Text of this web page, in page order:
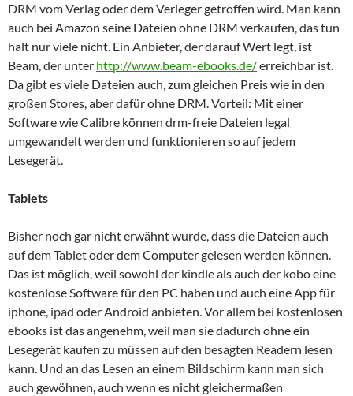
DRM vom Verlag oder dem Verleger getroffen wird. Man kann
auch bei Amazon seine Dateien ohne DRM verkaufen, das tun
halt nur viele nicht. Ein Anbieter, der darauf Wert legt, ist
Beam, der unter http://www.beam-ebooks.de/erreichbar ist.
Da gibt es viele Dateien auch, zum gleichen Preis wie in den
großen Stores, aber dafür ohne DRM. Vorteil: Mit einer
Software wie Calibre können drm-freie Dateien legal
umgewandelt werden und funktionieren so auf jedem
Lesegerät.
Tablets
Bisher noch gar nicht erwähnt wurde, dass die Dateien auch
auf dem Tablet oder dem Computer gelesen werden können.
Das ist möglich, weil sowohl der kindle als auch der kobo eine
kostenlose Software für den PC haben und auch eine App für
iphone, ipad oder Android anbieten. Vor allem bei kostenlosen
ebooks ist das angenehm, weil man sie dadurch ohne ein
Lesegerät kaufen zu müssen auf den besagten Readern lesen
kann. Und an das Lesen an einem Bildschirm kann man sich
auch gewöhnen, auch wenn es nicht gleichermaßen